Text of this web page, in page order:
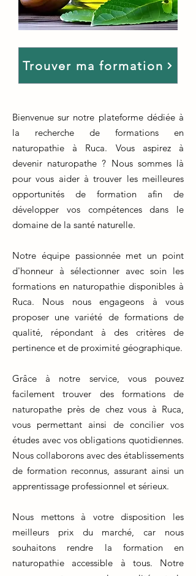
Trouver ma formation
Bienvenue sur notre plateforme dédiée à
la recherche de formations en
naturopathie à Ruca. Vous aspirez à
devenir naturopathe ? Nous sommes là
pour vous aider à trouver les meilleures
opportunités de formation afin de
développer vos compétences dans le
domaine de la santé naturelle.
Notre équipe passionnée met un point
d'honneur à sélectionner avec soin les
formations en naturopathie disponibles à
Ruca. Nous nous engageons à vous
proposer une variété de formations de
qualité, répondant à des critères de
pertinence et de proximité géographique.
Grâce à notre service, vous pouvez
facilement trouver des formations de
naturopathe près de chez vous à Ruca,
vous permettant ainsi de concilier vos
études avec vos obligations quotidiennes.
Nous collaborons avec des établissements
de formation reconnus, assurant ainsi un
apprentissage professionnel et sérieux.
Nous mettons à votre disposition les
meilleurs prix du marché, car nous
souhaitons rendre la formation en
naturopathie accessible à tous. Notre